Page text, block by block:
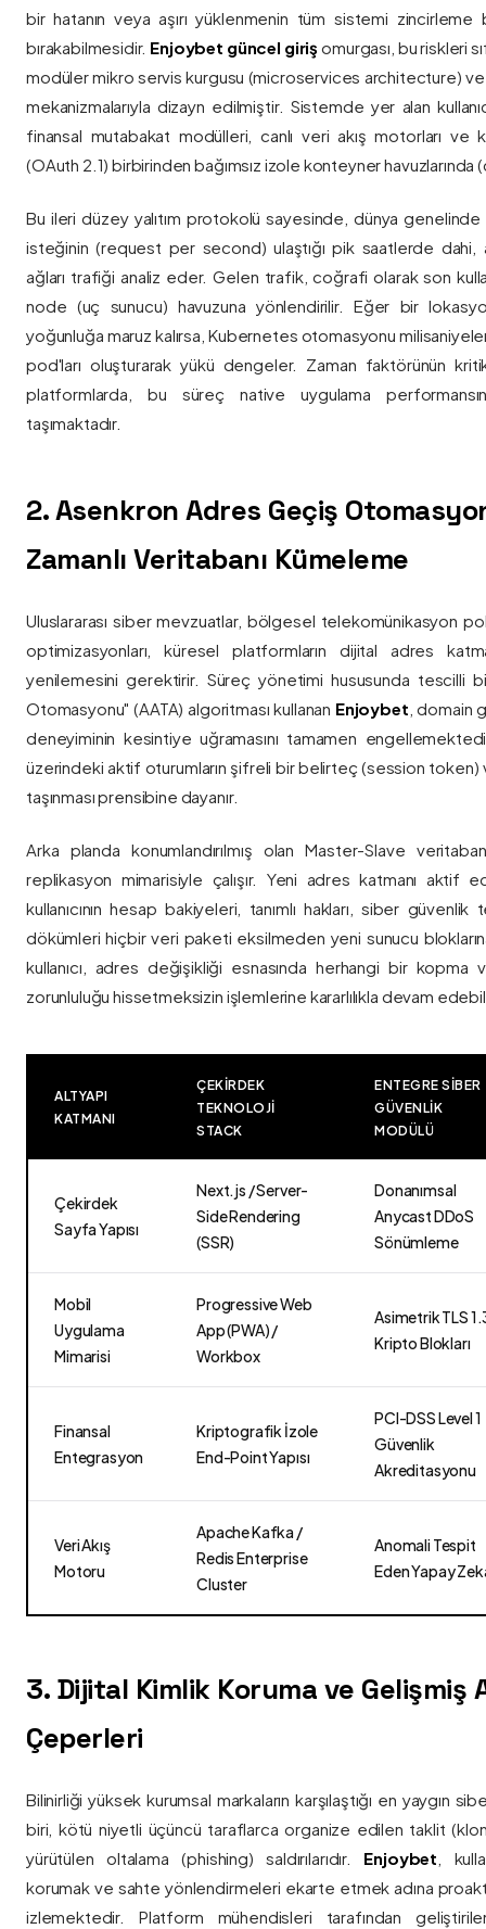
bir hatanın veya aşırı yüklenmenin tüm sistemi zincirleme
bırakabilmesidir. Enjoybet güncel giriş omurgası, bu riskleri
modüler mikro servis kurgusu (microservices architecture)
mekanizmalarıyla dizayn edilmiştir. Sistemde yer alan
finansal mutabakat modülleri, canlı veri akış motorları ve
(OAuth 2.1) birbirinden bağımsız izole konteyner havuzlarında
Bu ileri düzey yalıtım protokolü sayesinde, dünya genelinde
isteğinin (request per second) ulaştığı pik saatlerde dahi,
ağları trafiği analiz eder. Gelen trafik, coğrafi olarak son
node (uç sunucu) havuzuna yönlendirilir. Eğer bir
yoğunluğa maruz kalırsa, Kubernetes otomasyonu
pod'ları oluşturarak yükü dengeler. Zaman faktörünün
platformlarda, bu süreç native uygulama
taşımaktadır.
2. Asenkron Adres Geçiş
Zamanlı Veritabanı Kümeleme
Uluslararası siber mevzuatlar, bölgesel telekomünikasyon
optimizasyonları, küresel platformların dijital adres
yenilemesini gerektirir. Süreç yönetimi hususunda tescilli
Otomasyonu" (AATA) algoritması kullanan Enjoybet , domain
deneyiminin kesintiye uğramasını tamamen
üzerindeki aktif oturumların şifreli bir belirteç (session token)
taşınması prensibine dayanır.
Arka planda konumlandırılmış olan Master-Slave
replikasyon mimarisiyle çalışır. Yeni adres katmanı aktif
kullanıcının hesap bakiyeleri, tanımlı hakları, siber
dökümleri hiçbir veri paketi eksilmeden yeni sunucu
kullanıcı, adres değişikliği esnasında herhangi bir
zorunluluğu hissetmeksizin işlemlerine kararlılıkla devam
ALTYAPI
KATMANI
ÇEKIRDEK
TEKNOLOJI
STACK
ENTEGRE SIBER
GÜVENLIK
MODÜLÜ
Çekirdek
Sayfa Yapısı
Next.js / Server-
Side Rendering
(SSR)
Donanımsal
Anycast DDoS
Sönümleme
Mobil
Uygulama
Mimarisi
Progressive Web
App (PWA) /
Workbox
Asimetrik TLS
Kripto Blokları
Finansal
Entegrasyon
Kriptografik İzole
End-Point Yapısı
PCI-DSS Level 1
Güvenlik
Akreditasyonu
Veri Akış
Motoru
Apache Kafka /
Redis Enterprise
Cluster
Anomali Tespit
Eden Yapay
3. Dijital Kimlik Koruma ve Gelişmiş
Çeperleri
Bilinirliği yüksek kurumsal markaların karşılaştığı en yaygın
biri, kötü niyetli üçüncü taraflarca organize edilen taklit
yürütülen oltalama (phishing) saldırılarıdır. Enjoybet ,
korumak ve sahte yönlendirmeleri ekarte etmek adına
izlemektedir. Platform mühendisleri tarafından